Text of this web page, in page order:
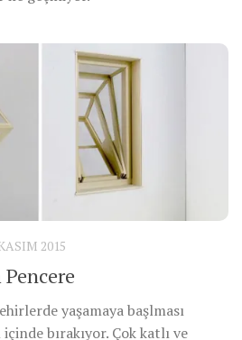
2015
yaşamaya başlması
bırakıyor. Çok katlı ve